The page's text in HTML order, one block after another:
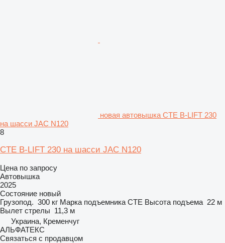
новая автовышка CTE B-LIFT 230
на шасси JAC N120
8
CTE B-LIFT 230 на шасси JAC N120
Цена по запросу
Автовышка
2025
Состояние новый
Грузопод. 300 кг Марка подъемника CTE Высота подъема 22 м
Вылет стрелы 11,3 м
Украина, Кременчуг
АЛЬФАТЕКС
Связаться с продавцом